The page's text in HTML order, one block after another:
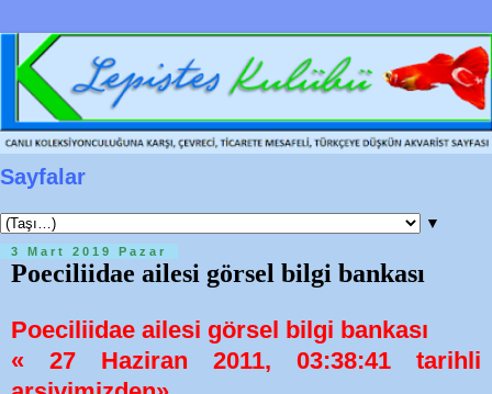
Sayfalar
▼
3 Mart 2019 Pazar
Poeciliidae ailesi görsel bilgi bankası
Poeciliidae ailesi görsel bilgi bankası
« 27 Haziran 2011, 03:38:41 tarihli